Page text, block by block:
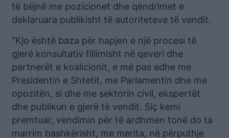
të bëjnë me pozicionet dhe qëndrimet e
deklaruara publikisht të autoriteteve të vendit.
“Kjo është baza për hapjen e një procesi të
gjerë konsultativ fillimisht në qeveri dhe
partnerët e koalicionit, e më pas edhe me
Presidentin e Shtetit, me Parlamentin dhe me
opozitën, si dhe me sektorin civil, ekspertët
dhe publikun e gjerë të vendit. Siç kemi
premtuar, vendimin për të ardhmen tonë do ta
marrim bashkërisht, me merita, në përputhje